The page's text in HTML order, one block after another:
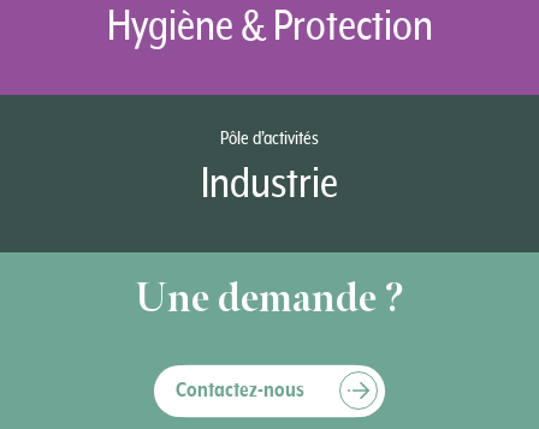
Hygiène & Protection
Pôle d’activités
Industrie
Une demande ?
Contactez-nous